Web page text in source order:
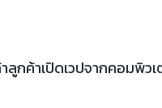
ลูกค้าเปิดเวปจากคอมพิว